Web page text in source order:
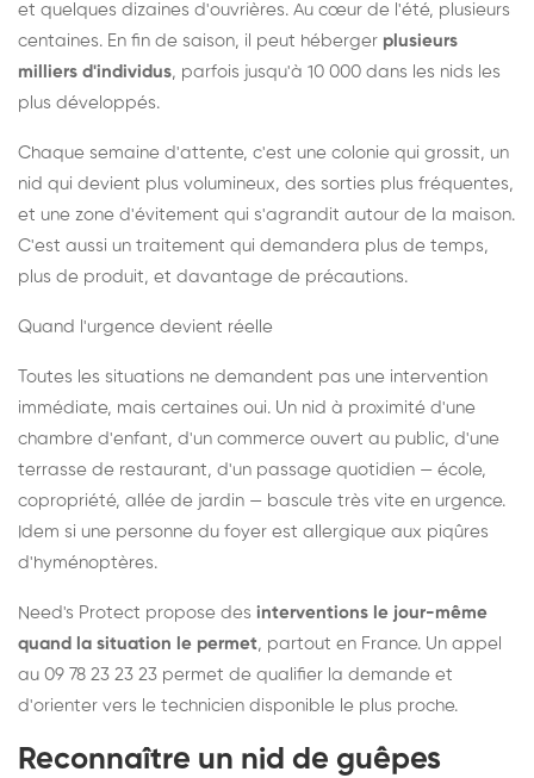
et quelques dizaines d'ouvrières. Au cœur de l'été, plusieurs
centaines. En fin de saison, il peut héberger plusieurs
milliers d'individus, parfois jusqu'à 10 000 dans les nids les
plus développés.
Chaque semaine d'attente, c'est une colonie qui grossit, un
nid qui devient plus volumineux, des sorties plus fréquentes,
et une zone d'évitement qui s'agrandit autour de la maison.
C'est aussi un traitement qui demandera plus de temps,
plus de produit, et davantage de précautions.
Quand l'urgence devient réelle
Toutes les situations ne demandent pas une intervention
immédiate, mais certaines oui. Un nid à proximité d'une
chambre d'enfant, d'un commerce ouvert au public, d'une
terrasse de restaurant, d'un passage quotidien — école,
copropriété, allée de jardin — bascule très vite en urgence.
Idem si une personne du foyer est allergique aux piqûres
d'hyménoptères.
Need's Protect propose des interventions le jour-même
quand la situation le permet, partout en France. Un appel
au 09 78 23 23 23 permet de qualifier la demande et
d'orienter vers le technicien disponible le plus proche.
Reconnaître un nid de guêpes